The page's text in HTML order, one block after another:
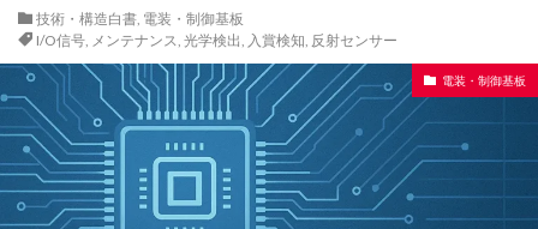
技術・構造白書, 電装・制御基板
I/O信号, メンテナンス, 光学検出, 入賞検知, 反射センサー
電装・制御基板